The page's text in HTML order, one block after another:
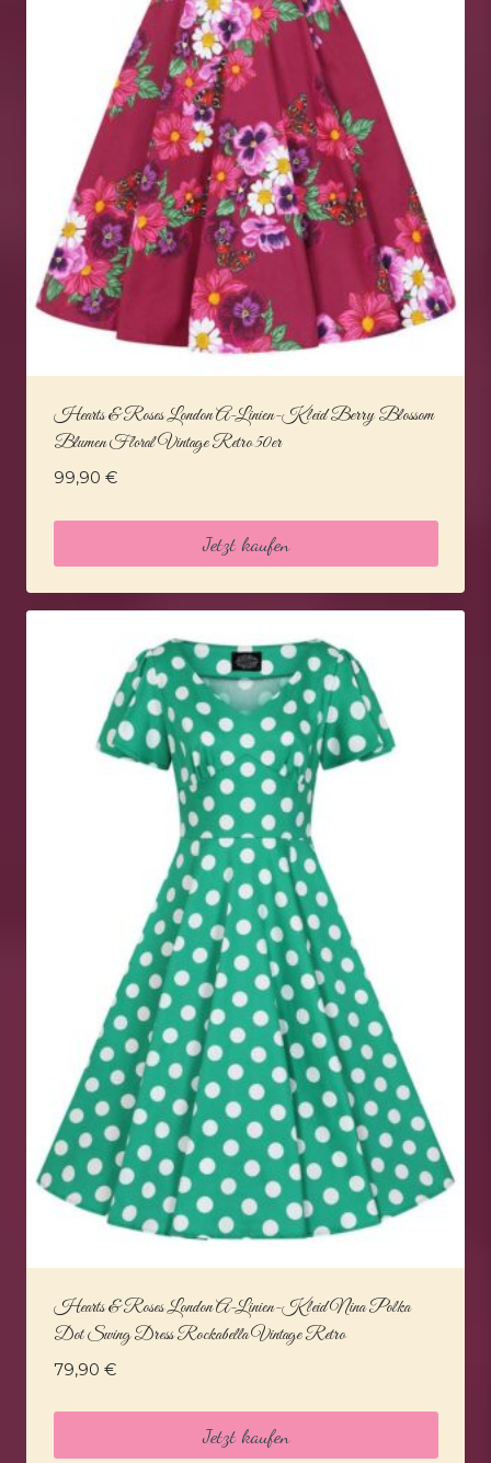
Hearts & Roses London A-Linien-Kleid Berry Blossom
Blumen Floral Vintage Retro 50er
99,90 €
Jetzt kaufen
Hearts & Roses London A-Linien-Kleid Nina Polka
Dot Swing Dress Rockabella Vintage Retro
79,90 €
Jetzt kaufen